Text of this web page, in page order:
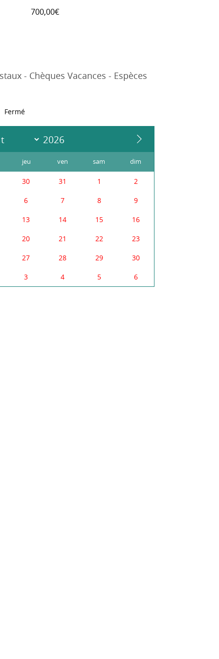
700,00€
- Chèques Vacances - Espèces
Fermé
jeu ven sam dim
30 31 1 2
6 7 8 9
13 14 15 16
20 21 22 23
27 28 29 30
3 4 5 6